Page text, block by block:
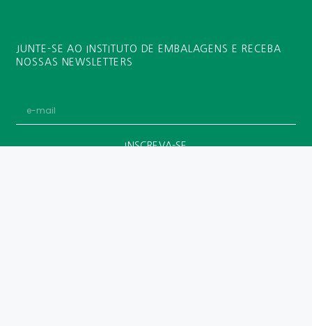
JUNTE-SE AO INSTITUTO DE EMBALAGENS E RECEBA
NOSSAS NEWSLETTERS
INSCREVA-SE